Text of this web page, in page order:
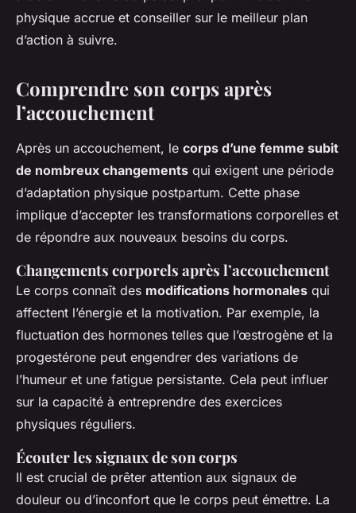
physique accrue et conseiller sur le meilleur plan
d’action à suivre.
Comprendre son corps après
l’accouchement
Après un accouchement, le corps d’une femme subit
de nombreux changements qui exigent une période
d’adaptation physique postpartum. Cette phase
implique d’accepter les transformations corporelles et
de répondre aux nouveaux besoins du corps.
Changements corporels après l’accouchement
Le corps connaît des modifications hormonales qui
affectent l’énergie et la motivation. Par exemple, la
fluctuation des hormones telles que l’œstrogène et la
progestérone peut engendrer des variations de
l’humeur et une fatigue persistante. Cela peut influer
sur la capacité à entreprendre des exercices
physiques réguliers.
Écouter les signaux de son corps
Il est crucial de prêter attention aux signaux de
douleur ou d’inconfort que le corps peut émettre. La